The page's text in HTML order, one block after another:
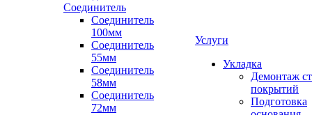
Соединитель
Соединитель
100мм
Соединитель
55мм
Соединитель
58мм
Соединитель
72мм
Услуги
Укладка
Демонтаж
покрытий
Подготовка